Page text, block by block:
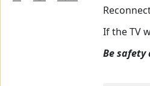
If the TV
Be safety